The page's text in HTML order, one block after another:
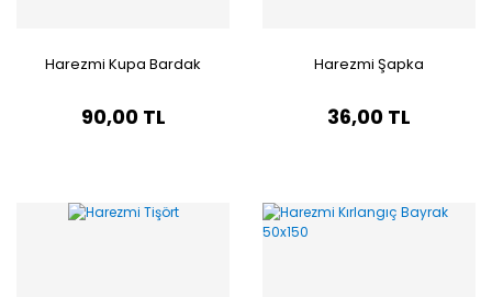
Harezmi Kupa Bardak
90,00 TL
Harezmi Şapka
36,00 TL